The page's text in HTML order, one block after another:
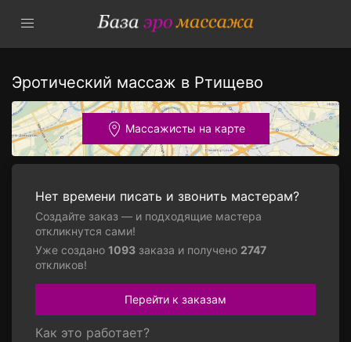
Эротический массаж в Ртищево
Массажисты на карте
Нет времени писать и звонить мастерам?
Создайте заказ — и подходящие мастера
откликнутся сами!
Уже создано 1093 заказа и получено 2747
откликов!
Перейти к заказам
Как это работает?